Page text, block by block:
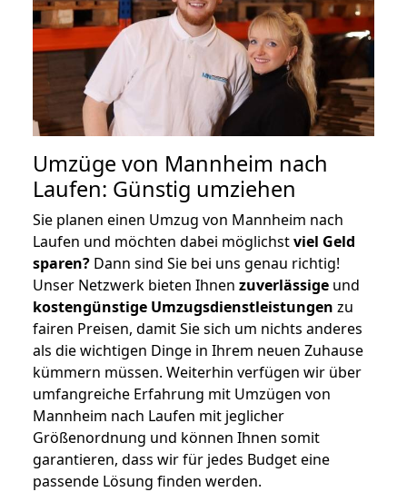
Umzüge von Mannheim nach
Laufen: Günstig umziehen
Sie planen einen Umzug von Mannheim nach
Laufen und möchten dabei möglichstviel Geld
sparen? Dann sind Sie bei uns genau richtig!
Unser Netzwerk bieten Ihnen zuverlässige und
kostengünstige Umzugsdienstleistungen zu
fairen Preisen, damit Sie sich um nichts anderes
als die wichtigen Dinge in Ihrem neuen Zuhause
kümmern müssen. Weiterhin verfügen wir über
umfangreiche Erfahrung mit Umzügen von
Mannheim nach Laufen mit jeglicher
Größenordnung und können Ihnen somit
garantieren, dass wir für jedes Budget eine
passende Lösung finden werden.